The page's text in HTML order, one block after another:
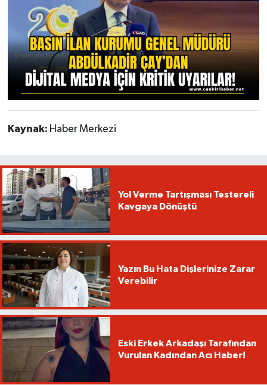
Kaynak: Haber Merkezi
Yol Verme Tartışması Testereli
Kavgaya Dönüştü
Yazın Bu Hata Dişlerinize Zarar
Verebilir
Eski Erkek Arkadaşı Tarafından
Vurulan Kadından Acı Haber!